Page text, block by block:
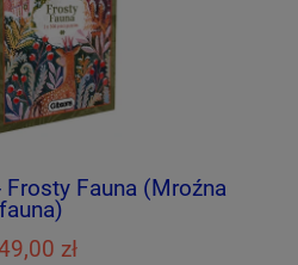
Fauna (Mroźna
fauna)
zł